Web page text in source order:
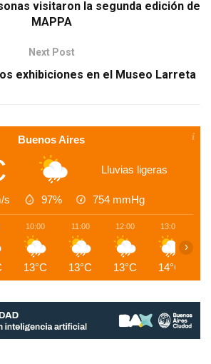
visitaron la segunda edición de
MAPPA
Next Post
exhibiciones en el Museo Larreta
Buenos Aires
Lluvias ligeras
s 97% 754 mmHg
10:00
13°C
11:00
13°C
12:00
13°C
13:00
14°C
›